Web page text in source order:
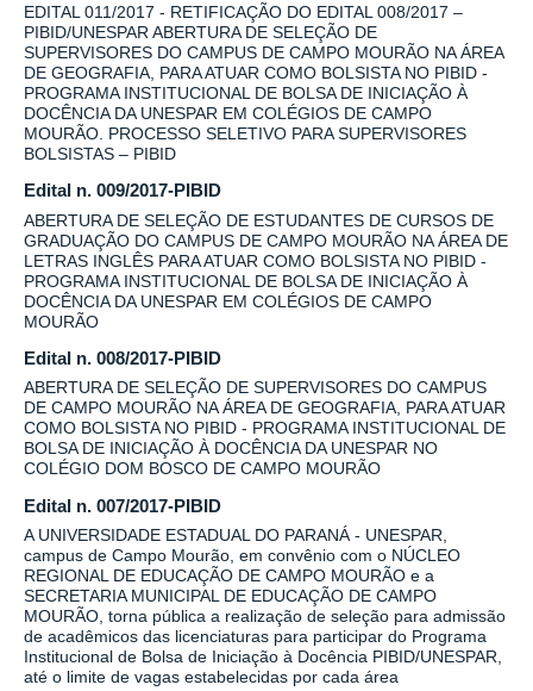
EDITAL 011/2017 - RETIFICAÇÃO DO EDITAL 008/2017 –
PIBID/UNESPAR ABERTURA DE SELEÇÃO DE
SUPERVISORES DO CAMPUS DE CAMPO MOURÃO NA ÁREA
DE GEOGRAFIA, PARA ATUAR COMO BOLSISTA NO PIBID -
PROGRAMA INSTITUCIONAL DE BOLSA DE INICIAÇÃO À
DOCÊNCIA DA UNESPAR EM COLÉGIOS DE CAMPO
MOURÃO. PROCESSO SELETIVO PARA SUPERVISORES
BOLSISTAS – PIBID
Edital n. 009/2017-PIBID
ABERTURA DE SELEÇÃO DE ESTUDANTES DE CURSOS DE
GRADUAÇÃO DO CAMPUS DE CAMPO MOURÃO NA ÁREA DE
LETRAS INGLÊS PARA ATUAR COMO BOLSISTA NO PIBID -
PROGRAMA INSTITUCIONAL DE BOLSA DE INICIAÇÃO À
DOCÊNCIA DA UNESPAR EM COLÉGIOS DE CAMPO
MOURÃO
Edital n. 008/2017-PIBID
ABERTURA DE SELEÇÃO DE SUPERVISORES DO CAMPUS
DE CAMPO MOURÃO NA ÁREA DE GEOGRAFIA, PARA ATUAR
COMO BOLSISTA NO PIBID - PROGRAMA INSTITUCIONAL DE
BOLSA DE INICIAÇÃO À DOCÊNCIA DA UNESPAR NO
COLÉGIO DOM BOSCO DE CAMPO MOURÃO
Edital n. 007/2017-PIBID
A UNIVERSIDADE ESTADUAL DO PARANÁ - UNESPAR,
campus de Campo Mourão, em convênio com o NÚCLEO
REGIONAL DE EDUCAÇÃO DE CAMPO MOURÃO e a
SECRETARIA MUNICIPAL DE EDUCAÇÃO DE CAMPO
MOURÃO, torna pública a realização de seleção para admissão
de acadêmicos das licenciaturas para participar do Programa
Institucional de Bolsa de Iniciação à Docência PIBID/UNESPAR,
até o limite de vagas estabelecidas por cada área